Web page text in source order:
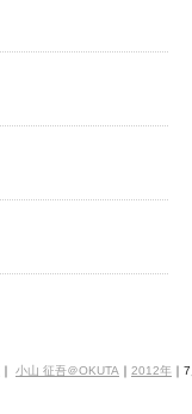
｜ 小山 征吾＠OKUTA ｜ 2012年 ｜